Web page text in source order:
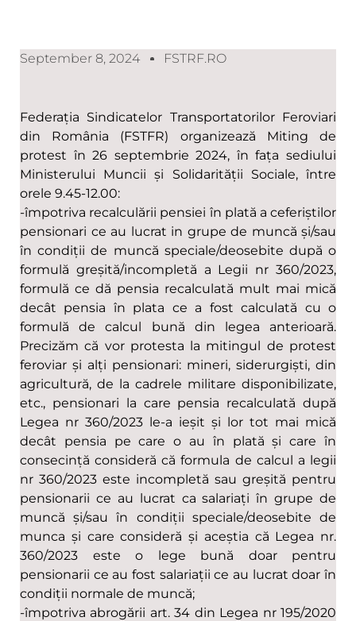
September 8, 2024 FSTRF.RO
Federația Sindicatelor Transportatorilor Feroviari
din România (FSTFR) organizează Miting de
protest în 26 septembrie 2024, în fața sediului
Ministerului Muncii și Solidarității Sociale, între
orele 9.45-12.00:
-împotriva recalculării pensiei în plată a ceferiștilor
pensionari ce au lucrat in grupe de muncă și/sau
în condiții de muncă speciale/deosebite după o
formulă greșită/incompletă a Legii nr 360/2023,
formulă ce dă pensia recalculată mult mai mică
decât pensia în plata ce a fost calculată cu o
formulă de calcul bună din legea anterioară.
Precizăm că vor protesta la mitingul de protest
feroviar și alți pensionari: mineri, siderurgiști, din
agricultură, de la cadrele militare disponibilizate,
etc., pensionari la care pensia recalculată după
Legea nr 360/2023 le-a ieșit și lor tot mai mică
decât pensia pe care o au în plată și care în
consecință consideră că formula de calcul a legii
nr 360/2023 este incompletă sau greșită pentru
pensionarii ce au lucrat ca salariați în grupe de
muncă și/sau în condiții speciale/deosebite de
munca și care consideră și aceștia că Legea nr.
360/2023 este o lege bună doar pentru
pensionarii ce au fost salariații ce au lucrat doar în
condiții normale de muncă;
-împotriva abrogării art. 34 din Legea nr 195/2020